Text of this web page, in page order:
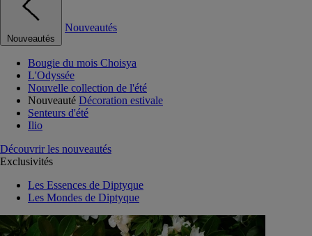
Nouveautés
Nouveautés
Bougie du mois Choisya
L'Odyssée
Nouvelle collection de l'été
Nouveauté Décoration estivale
Senteurs d'été
Ilio
Découvrir les nouveautés
Exclusivités
Les Essences de Diptyque
Les Mondes de Diptyque